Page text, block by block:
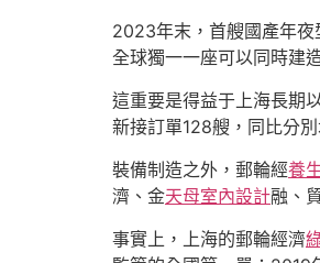
2023年末，首艘國產年夜
全球獨一一座可以同時建
這重要是得益于上海長期
新接訂單128艘，同比分
裝備制造之外，郵輪經養
濟、金天母室內設計融、
事實上，上海的郵輪經濟